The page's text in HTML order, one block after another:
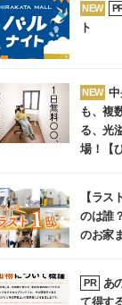
NEW
ト
NEW 中
も、複
る、光
場！【
【ラ
のは誰
のお家
PR
あ
て得す